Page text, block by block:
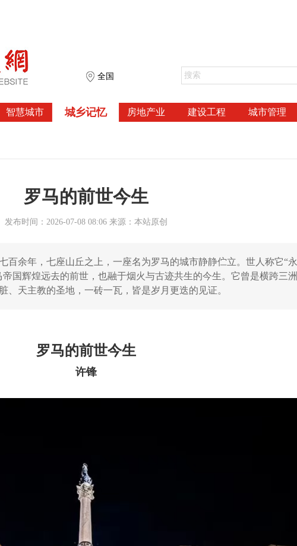
全国
智慧城市 城乡记忆 房地产业 建设工程 城市管理
罗马的前世今生
发布时间：2026-07-08 08:06 来源：本站原创
百余年，七座山丘之上，一座名为罗马的城市静静伫立。世人称它“永
国辉煌远去的前世，也融于烟火与古迹共生的今生。它曾是横跨三洲
、天主教的圣地，一砖一瓦，皆是岁月更迭的见证。
罗马的前世今生
许锋